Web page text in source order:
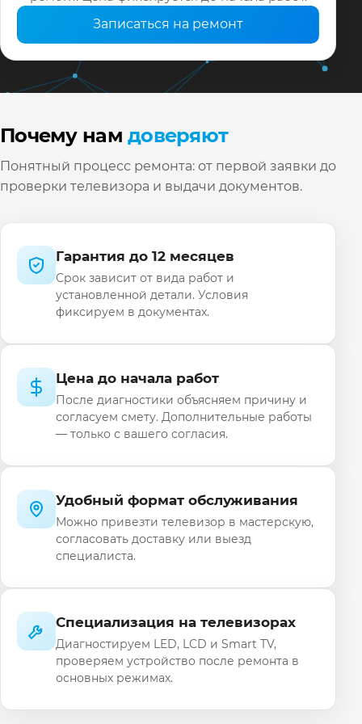
Записаться на ремонт
Почему намдоверяют
Понятный процесс ремонта: от первой заявки до
проверки телевизора и выдачи документов.
Гарантия до 12 месяцев
Срок зависит от вида работ и
установленной детали. Условия
фиксируем в документах.
Цена до начала работ
После диагностики объясняем причину и
согласуем смету. Дополнительные работы
— только с вашего согласия.
Удобный формат обслуживания
Можно привезти телевизор в мастерскую,
согласовать доставку или выезд
специалиста.
Специализация на телевизорах
Диагностируем LED, LCD и Smart TV,
проверяем устройство после ремонта в
основных режимах.